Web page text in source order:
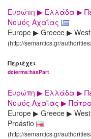
Ευρώπη ▶ Ελλάδα ▶
Νομός Αχαΐας
Europe ▶ Greece ▶
(http://semantics.gr/
Περιέχει
dcterms:hasPart
Ευρώπη ▶ Ελλάδα ▶
Νομός Αχαΐας ▶
Europe ▶ Greece ▶
Proástio
(http://semantics.gr/